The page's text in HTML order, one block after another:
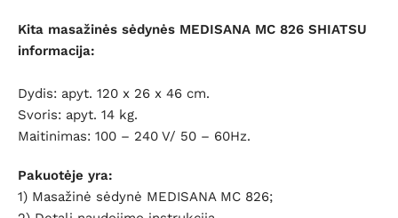
Kita masažinės sėdynės MEDISANA MC 826 SHIATSU
informacija:
Dydis: apyt. 120 x 26 x 46 cm.
Svoris: apyt. 14 kg.
Maitinimas: 100 – 240 V/ 50 – 60Hz.
Pakuotėje yra:
1) Masažinė sėdynė MEDISANA MC 826;